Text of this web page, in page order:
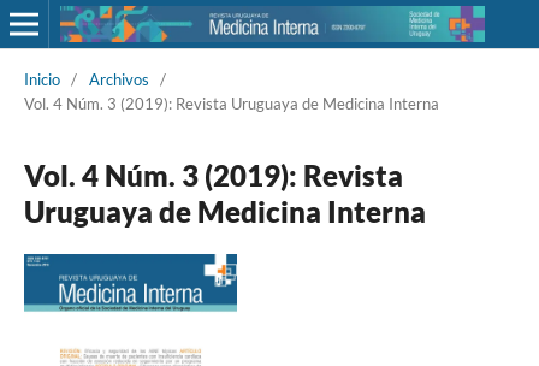
Inicio / Archivos
/
Vol. 4 Núm. 3 (2019): Revista Uruguaya de Medicina Interna
Vol. 4 Núm. 3 (2019): Revista
Uruguaya de Medicina Interna